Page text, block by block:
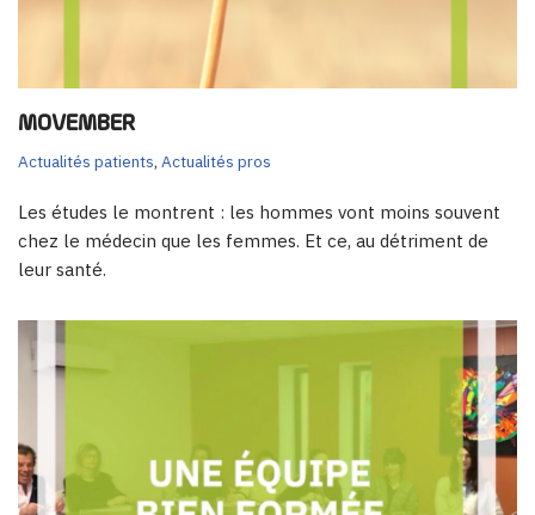
MOVEMBER
Actualités patients, Actualités pros
Les études le montrent : les hommes vont moins souvent
chez le médecin que les femmes. Et ce, au détriment de
leur santé.